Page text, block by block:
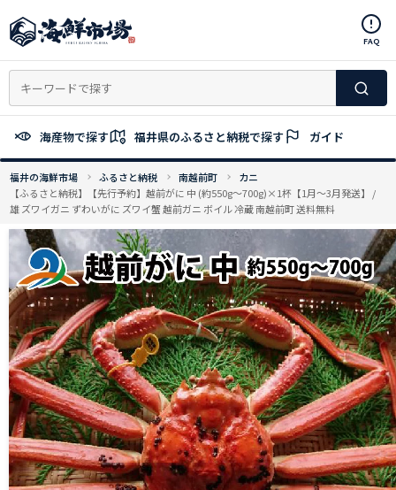
ン
ン
へ
ッ
FAQ
海産物で探す 福井県のふるさと納税で探す ガイド
福井の海鮮市場 ふるさと納税 南越前町
カニ
【ふるさと納税】【先行予約】越前がに 中 (約550g～700g)×1杯【1月～3月発送】 /
雄 ズワイガニ ずわいがに ズワイ蟹 越前ガニ ボイル 冷蔵 南越前町 送料無料